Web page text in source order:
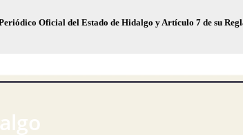
Oficial del Estado de Hidalgo y Artículo 7 de su